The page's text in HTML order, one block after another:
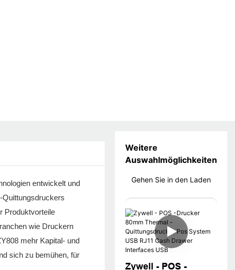
Weitere
Auswahlmöglichkeiten
Gehen Sie in den Laden
Zywell - POS -
entwickelt und
Quittungsdruckers
Produktvorteile
wie Druckern
mehr Kapital- und
sich zu bemühen, für